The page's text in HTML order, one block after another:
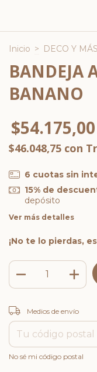
Inicio > DECO Y MÁS
BANDEJA
BANANO
$54.175,00
$46.048,75 con
6 cuotas sin
15% de
depósito
Ver más detalles
¡No te lo pierdas,
Entregas para el CP:
Medios de envío
No sé mi código postal